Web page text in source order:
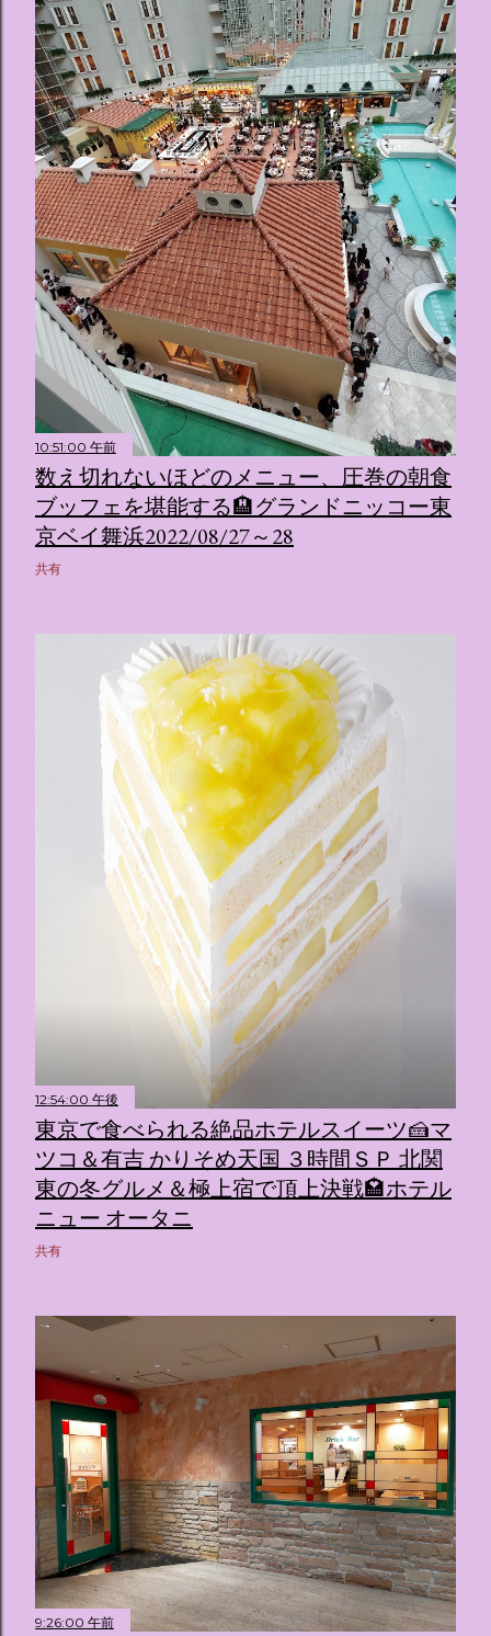
10:51:00 午前
数え切れないほどのメニュー、圧巻の朝食
ブッフェを堪能する🏨グランドニッコー東
京ベイ舞浜2022/08/27～28
共有
12:54:00 午後
東京で食べられる絶品ホテルスイーツ🍰マ
ツコ＆有吉 かりそめ天国 ３時間ＳＰ 北関
東の冬グルメ＆極上宿で頂上決戦🏩ホテル
ニュー オータニ
共有
9:26:00 午前